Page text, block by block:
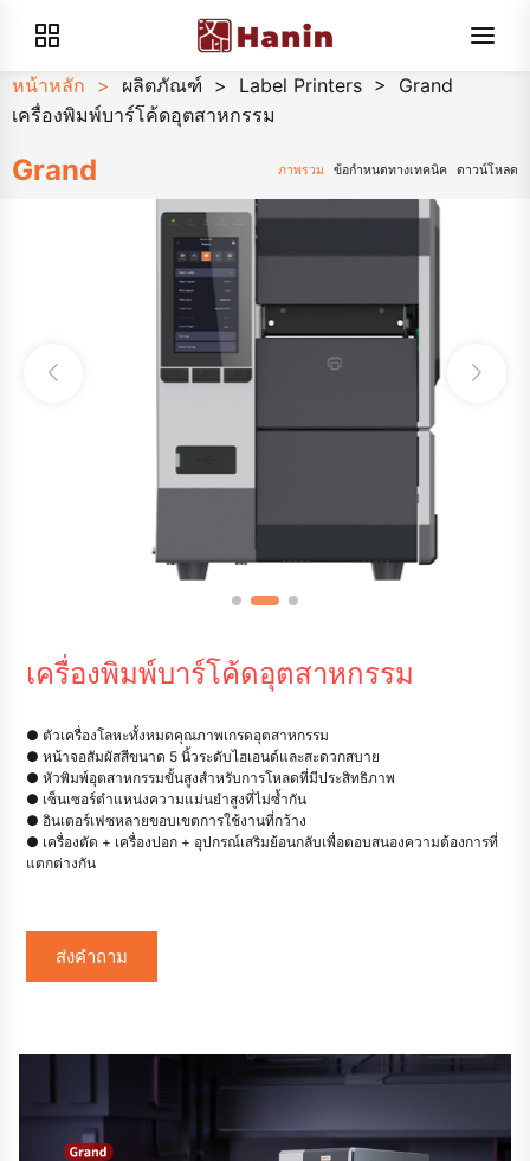
หน้าหลัก > ผลิตภัณฑ์ > Label Printers >
Grand
เครื่องพิมพ์บาร์โค้ดอุตสาหกรรม
Grand ภาพรวม ข้อกำหนดทางเทคนิค ดาวน์โหลด
เครื่องพิมพ์บาร์โค้ดอุตสาหกรรม
● ตัวเครื่องโลหะทั้งหมดคุณภาพเกรดอุตสาหกรรม
● หน้าจอสัมผัสสีขนาด 5 นิ้วระดับไฮเอนด์และสะดวกสบาย
● หัวพิมพ์อุตสาหกรรมขั้นสูงสำหรับการโหลดที่มีประสิทธิภาพ
● เซ็นเซอร์ตำแหน่งความแม่นยำสูงที่ไม่ซ้ำกัน
● อินเตอร์เฟซหลายขอบเขตการใช้งานที่กว้าง
● เครื่องตัด + เครื่องปอก + อุปกรณ์เสริมย้อนกลับเพื่อตอบสนองความต้องการที่
แตกต่างกัน
ส่งคำถาม